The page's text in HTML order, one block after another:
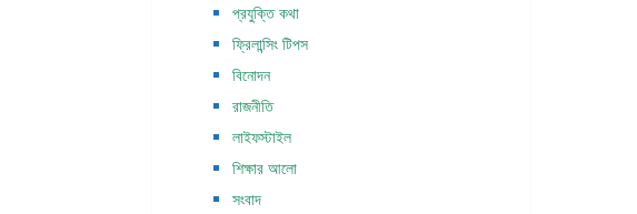
প্রযুক্তি কথা
ফ্রিলান্সিং টিপস
বিনোদন
রাজনীতি
লাইফস্টাইল
শিক্ষার আলো
সংবাদ